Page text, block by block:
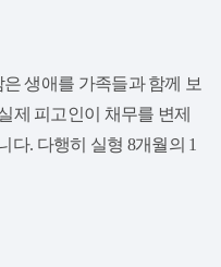
생애를 가족들과 함께 보
제 피고인이 채무를 변제
. 다행히 실형 8개월의 1